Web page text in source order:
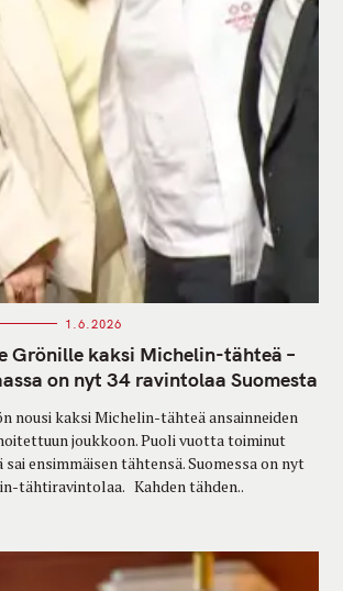
1.6.2026
Grönille kaksi Michelin-tähteä –
on nyt 34 ravintolaa Suomesta
nousi kaksi Michelin-tähteä ansainneiden
joukkoon. Puoli vuotta toiminut
ensimmäisen tähtensä. Suomessa on nyt
tähtiravintolaa. Kahden tähden..